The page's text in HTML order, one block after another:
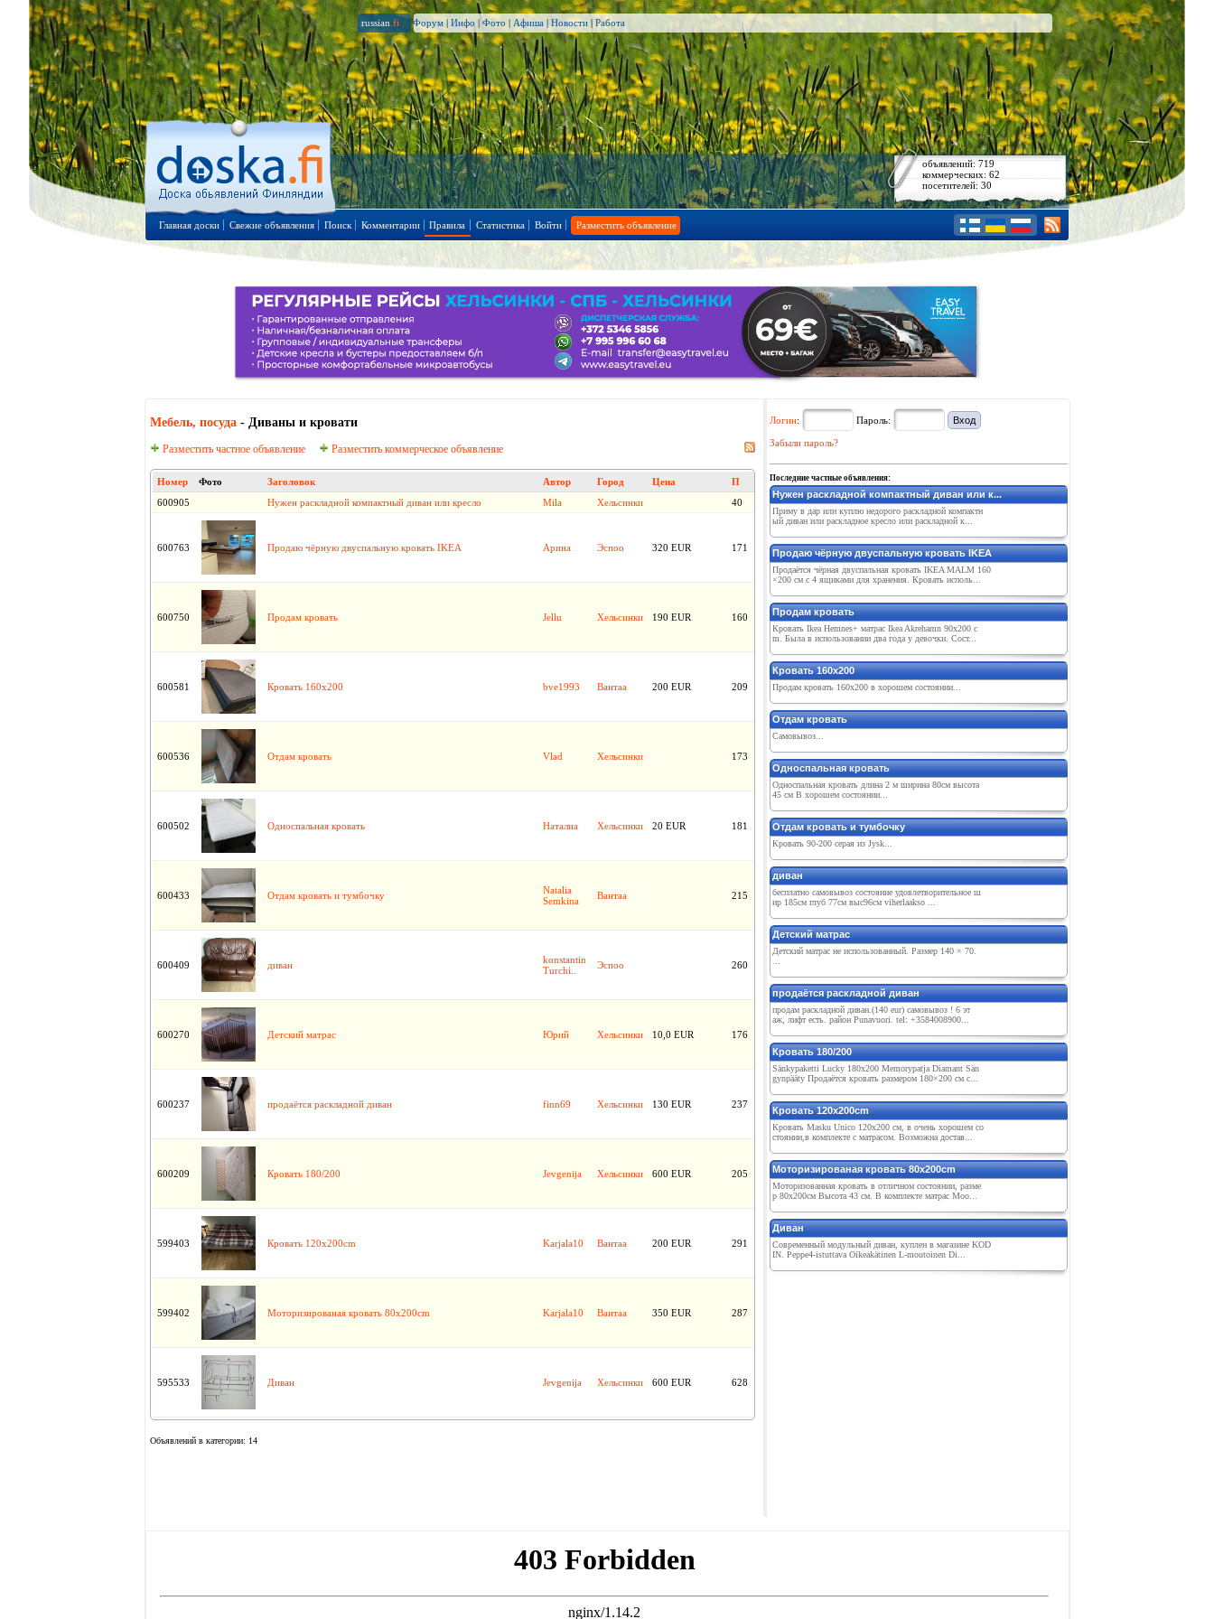
russian .fi Форум | Инфо | Фото | Афиша | Новости | Работа
объявлений: 719
коммерческих: 62
посетителей: 30
Главная доски Свежие объявления Поиск Комментарии Правила Статистика Войти Разместить объявление
Мебель, посуда- Диваны и кровати
Разместить частное объявление Разместить коммерческое объявление
Номер Фото Заголовок Автор Город Цена
П
600905
Нужен раскладной компактный диван или кресло Mila Хельсинки 40
600763 Продаю чёрную двуспальную кровать IKEA Арина Эспоо 320 EUR 171
600750 Продам кровать Jellu Хельсинки 190 EUR 160
600581 Кровать 160х200 bve1993 Вантаа 200 EUR 209
600536 Отдам кровать Vlad Хельсинки 173
600502 Односпальная кровать Наталиа Хельсинки 20 EUR 181
600433 Отдам кровать и тумбочку
Natalia
Semkina
Вантаа 215
600409 диван
konstantin
Turchi..
Эспоо 260
600270 Детский матрас Юрий Хельсинки 10,0 EUR 176
600237 продаётся раскладной диван finn69 Хельсинки 130 EUR 237
600209 Кровать 180/200 Jevgenija Хельсинки 600 EUR 205
599403 Кровать 120x200cm Karjala10 Вантаа 200 EUR 291
599402 Моторизированая кровать 80x200cm Karjala10 Вантаа 350 EUR 287
595533 Диван Jevgenija Хельсинки 600 EUR 628
Объявлений в категории: 14
Логин: Пароль:
Забыли пароль?
Последние частные объявления:
Нужен раскладной компактный диван или к...
Приму в дар или куплю недорого раскладной компактн
ый диван или раскладное кресло или раскладной к...
Продаю чёрную двуспальную кровать IKEA
Продаётся чёрная двуспальная кровать IKEA MALM 160
×200 см с 4 ящиками для хранения. Кровать исполь...
Продам кровать
Кровать Ikea Hemnes+ матрас Ikea Akrehamn 90x200 c
m. Была в использовании два года у девочки. Сост...
Кровать 160х200
Продам кровать 160х200 в хорошем состоянии...
Отдам кровать
Самовывоз...
Односпальная кровать
Односпальная кровать длина 2 м ширина 80см высота
45 см В хорошем состоянии...
Отдам кровать и тумбочку
Кровать 90-200 серая из Jysk...
диван
бесплатно самовывоз состояние удовлетворительное ш
ир 185см глуб 77см выс96см viherlaakso ...
Детский матрас
Детский матрас не использованный. Размер 140 × 70.
продаётся раскладной диван
продам раскладной диван.(140 eur) самовывоз ! 6 эт
аж, лифт есть. район Punavuori. tel: +3584008900...
Кровать 180/200
Sänkypaketti Lucky 180x200 Memorypatja Diamant Sän
gynpääty Продаётся кровать размером 180×200 см с...
Кровать 120x200cm
Кровать Masku Unico 120x200 см, в очень хорошем со
стоянии,в комплекте с матрасом. Возможна достав...
Моторизированая кровать 80x200cm
Моторизованная кровать в отличном состоянии, разме
р 80x200см Высота 43 см. В комплекте матрас Moo...
Диван
Современный модульный диван, куплен в магазине KOD
IN. Peppe4-istuttava Oikeakätinen L-moutoinen Di...